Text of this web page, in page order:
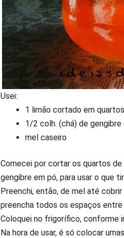
Usei:
1 limão cortado em quartos
1/2 colh. (chá) de gengibre
mel caseiro
Comecei por cortar os quartos
gengibre em pó, para usar o que
Preenchi, então, de mel até
preencha todos os espaços entre
Coloquei no frigorífico, conforme
Na hora de usar, é só colocar